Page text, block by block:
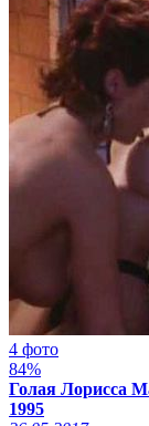
4 фото
84%
Голая Лорисса
1995